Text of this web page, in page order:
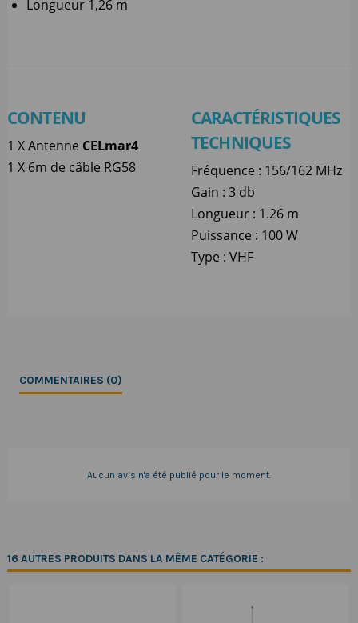
Longueur 1,26 m
CONTENU
1 X Antenne CELmar4
1 X 6m de câble RG58
CARACTÉRISTIQUES
TECHNIQUES
Fréquence : 156/162 MHz
Gain : 3 db
Longueur : 1.26 m
Puissance : 100 W
Type : VHF
COMMENTAIRES (0)
Aucun avis n'a été publié pour le moment.
16 AUTRES PRODUITS DANS LA MÊME CATÉGORIE :